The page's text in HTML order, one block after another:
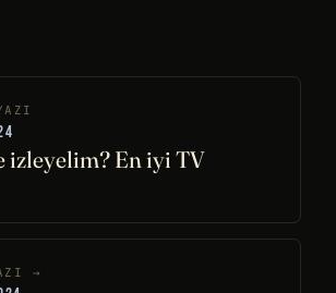
izleyelim? En iyi TV
→